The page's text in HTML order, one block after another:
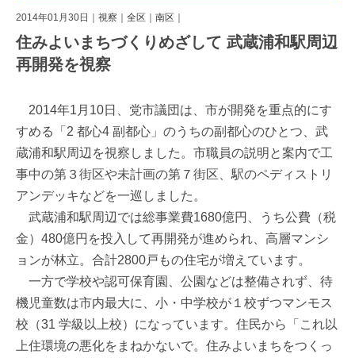
2014年01月30日｜ 視察 全区 南区
住みよいまちづくりめざして 武蔵浦和駅周辺
再開発を視察
2014年1月10日、党市議団は、市が開発を重点的にす
すめる「2 都心4 副都心」のうちの副都心のひとつ、武
蔵浦和駅周辺を視察しました。市職員の説明と案内で工
事中の第３街区や未計画の第７街区、駅のペディストリ
アンデッキなどを一巡しました。
武蔵浦和駅周辺では総事業費1680億円、うち公費（税
金）480億円を投入して再開発が進められ、高層マンシ
ョンが林立。合計2800戸もの住宅が増えています。
一方で学校や認可保育園、公園などは整備されず、待
機児童数は市内最大に、小・中学校が１校ずつマンモス
校（31 学級以上校）になっています。住民から「これ以
上住環境の悪化をまねかないで。住みよいまちをつくっ